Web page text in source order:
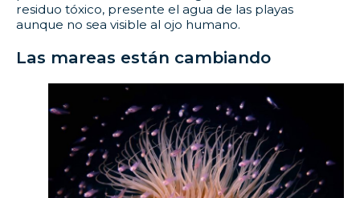
residuo tóxico, presente el agua de las playas
aunque no sea visible al ojo humano.
Las mareas están cambiando